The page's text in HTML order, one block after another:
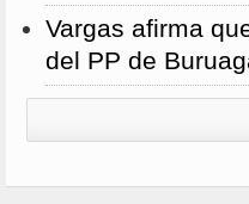
Vargas afirma
del PP de